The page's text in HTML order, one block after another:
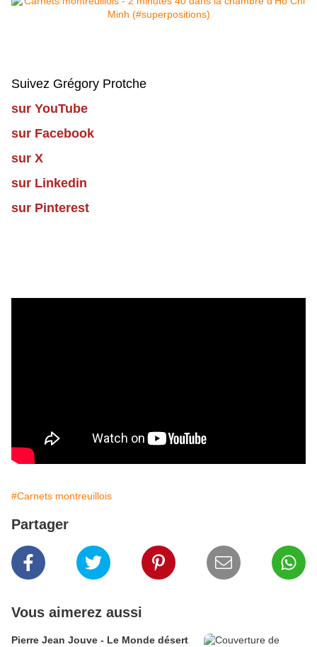
Suivez Grégory Protche
sur YouTube
sur Facebook
sur X
sur Linkedin
sur Pinterest
#Carnets montreuillois
Partager
Vous aimerez aussi
Pierre Jean Jouve - Le Monde désert